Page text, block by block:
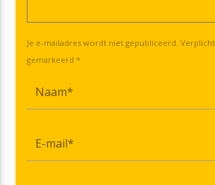
Je e-mailadres wordt niet gepubliceerd.
gemarkeerd *